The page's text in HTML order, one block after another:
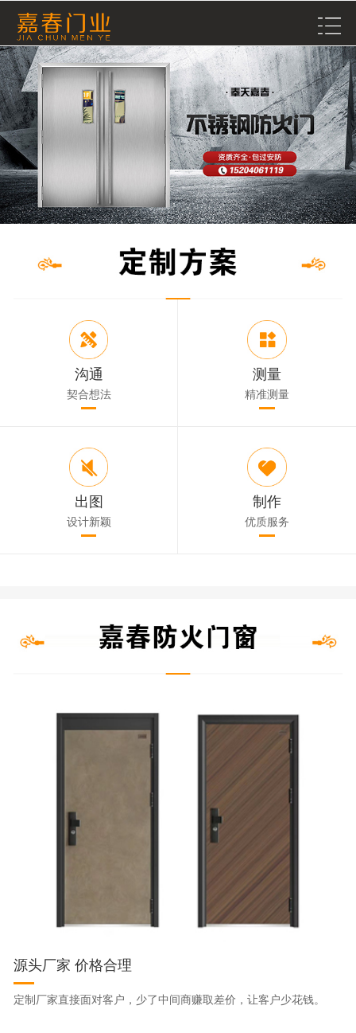
沟通
契合想法
测量
精准测量
出图
设计新颖
制作
优质服务
源头厂家 价格合理
定制厂家直接面对客户，少了中间商赚取差价，让客户少花钱。